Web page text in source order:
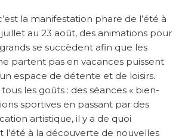
la manifestation phare de l’été à
au 23 août, des animations pour
se succèdent afin que les
partent pas en vacances puissent
espace de détente et de loisirs.
les goûts : des séances « bien-
sportives en passant par des
artistique, il y a de quoi
à la découverte de nouvelles